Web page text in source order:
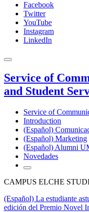
Facebook
Twitter
YouTube
Instagram
LinkedIn
Service of
and Student
Service of
Introduction
(Español)
(Español) Marketing
(Español) Alumni
Novedades
CAMPUS ELCHE
(Español) La estudiante
edición del Premio Novel